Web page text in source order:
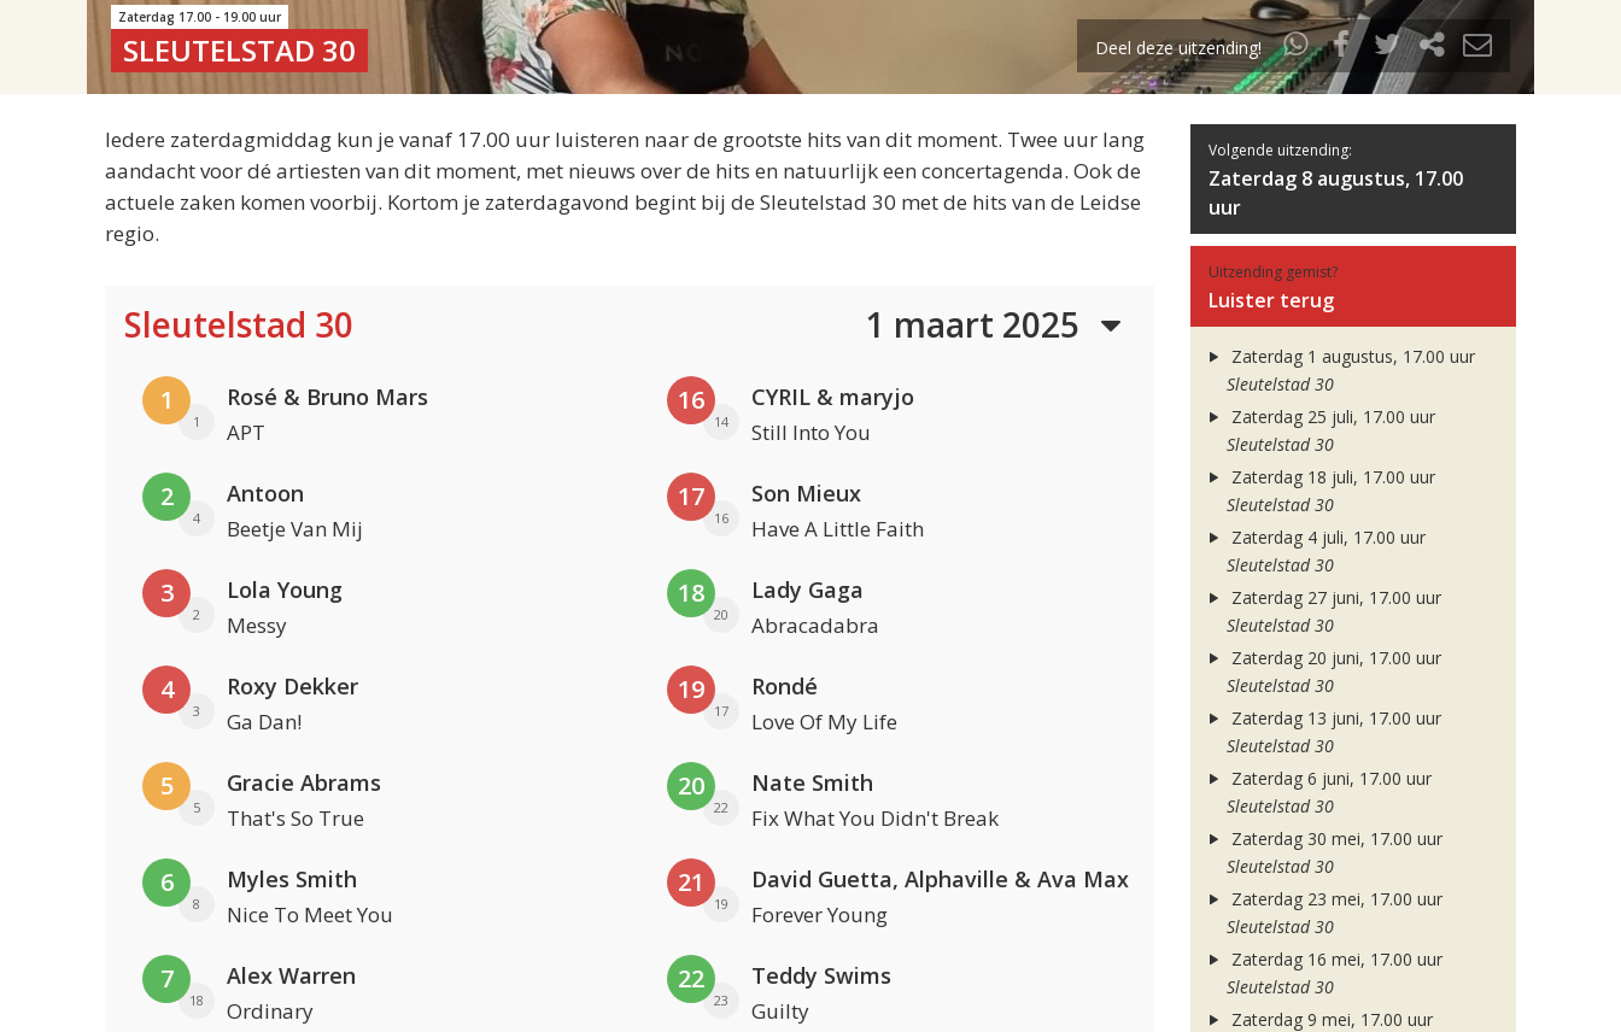
Zaterdag 17.00 - 19.00 uur
SLEUTELSTAD 30 Deel deze uitzending!
Iedere zaterdagmiddag kun je vanaf 17.00 uur luisteren naar de grootste hits van dit moment. Twee uur lang
aandacht voor dé artiesten van dit moment, met nieuws over de hits en natuurlijk een concertagenda. Ook de
actuele zaken komen voorbij. Kortom je zaterdagavond begint bij de Sleutelstad 30 met de hits van de Leidse
regio.
Sleutelstad 30 1 maart 2025
1
1
Rosé & Bruno Mars
APT
2
4
Antoon
Beetje Van Mij
3
2
Lola Young
Messy
4
3
Roxy Dekker
Ga Dan!
5
5
Gracie Abrams
That's So True
6
8
Myles Smith
Nice To Meet You
7
18
Alex Warren
Ordinary
16
14
CYRIL & maryjo
Still Into You
17
16
Son Mieux
Have A Little Faith
18
20
Lady Gaga
Abracadabra
19
17
Rondé
Love Of My Life
20
22
Nate Smith
Fix What You Didn't Break
21
19
David Guetta, Alphaville & Ava Max
Forever Young
22
23
Teddy Swims
Guilty
Volgende uitzending:
Zaterdag 8 augustus, 17.00
uur
Uitzending gemist?
Luister terug
Zaterdag 1 augustus, 17.00 uur
Sleutelstad 30
Zaterdag 25 juli, 17.00 uur
Sleutelstad 30
Zaterdag 18 juli, 17.00 uur
Sleutelstad 30
Zaterdag 4 juli, 17.00 uur
Sleutelstad 30
Zaterdag 27 juni, 17.00 uur
Sleutelstad 30
Zaterdag 20 juni, 17.00 uur
Sleutelstad 30
Zaterdag 13 juni, 17.00 uur
Sleutelstad 30
Zaterdag 6 juni, 17.00 uur
Sleutelstad 30
Zaterdag 30 mei, 17.00 uur
Sleutelstad 30
Zaterdag 23 mei, 17.00 uur
Sleutelstad 30
Zaterdag 16 mei, 17.00 uur
Sleutelstad 30
Zaterdag 9 mei, 17.00 uur